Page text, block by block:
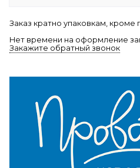
Заказ кратно упаковкам, кроме
Нет времени на оформление
Закажите обратный звонок